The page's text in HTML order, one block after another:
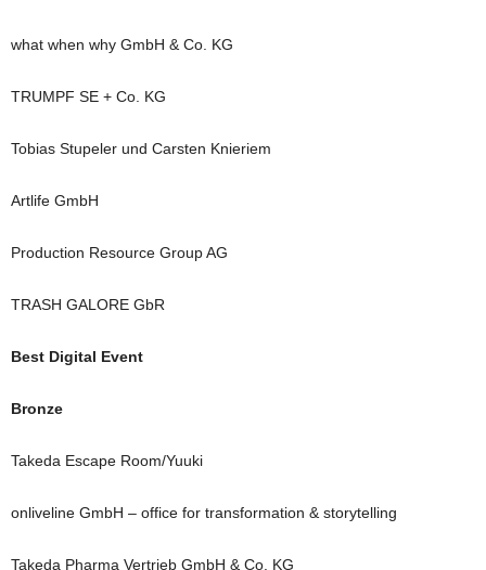
what when why GmbH & Co. KG
TRUMPF SE + Co. KG
Tobias Stupeler und Carsten Knieriem
Artlife GmbH
Production Resource Group AG
TRASH GALORE GbR
Best Digital Event
Bronze
Takeda Escape Room/Yuuki
onliveline GmbH – office for transformation & storytelling
Takeda Pharma Vertrieb GmbH & Co. KG